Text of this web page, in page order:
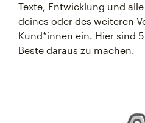
Texte, Entwicklung und
deines oder des weiteren
Kund*innen ein. Hier sind
Beste daraus zu machen.